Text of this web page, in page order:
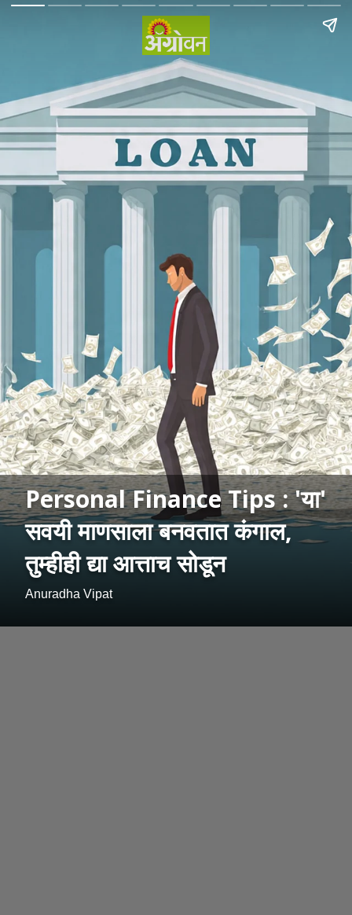
Personal Finance Tips : 'या'
सवयी माणसाला बनवतात कंगाल,
तुम्हीही द्या आत्ताच सोडून
Anuradha Vipat